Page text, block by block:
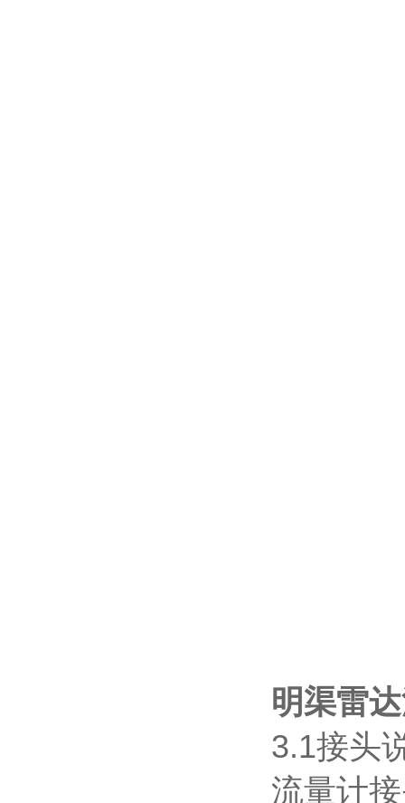
明渠雷
3.1接头
流量计